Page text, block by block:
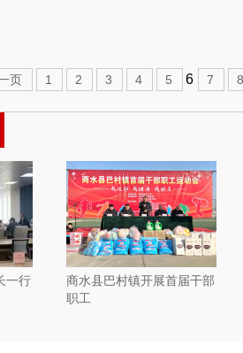
页 1 2 3 4 5 6 7
一行
商水县巴村镇开展首届干部
职工